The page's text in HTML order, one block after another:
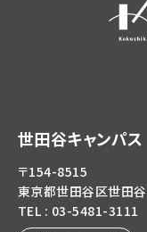
世田谷キャンパス
〒154-8515
東京都世田谷区世田
TEL : 03-5481-3111